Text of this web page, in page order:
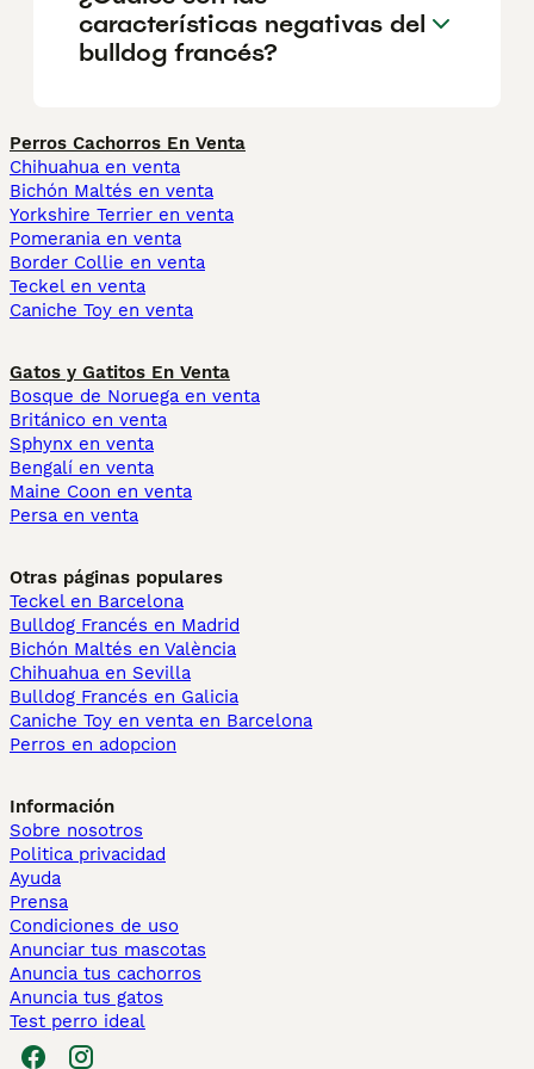
características negativas del
bulldog francés?
Perros Cachorros En Venta
Chihuahua en venta
Bichón Maltés en venta
Yorkshire Terrier en venta
Pomerania en venta
Border Collie en venta
Teckel en venta
Caniche Toy en venta
Gatos y Gatitos En Venta
Bosque de Noruega en venta
Británico en venta
Sphynx en venta
Bengalí en venta
Maine Coon en venta
Persa en venta
Otras páginas populares
Teckel en Barcelona
Bulldog Francés en Madrid
Bichón Maltés en València
Chihuahua en Sevilla
Bulldog Francés en Galicia
Caniche Toy en venta en Barcelona
Perros en adopcion
Información
Sobre nosotros
Politica privacidad
Ayuda
Prensa
Condiciones de uso
Anunciar tus mascotas
Anuncia tus cachorros
Anuncia tus gatos
Test perro ideal